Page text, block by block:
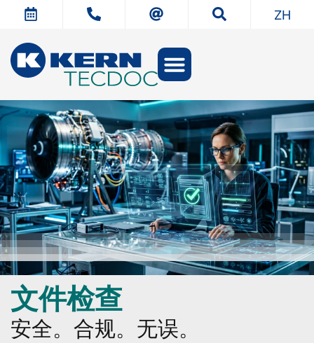
ZH
文件­检查
安全。合规。无误。